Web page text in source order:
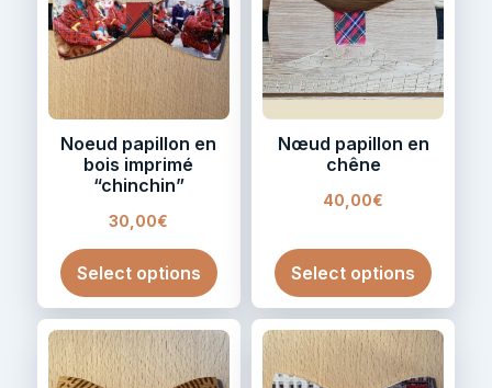
Noeud papillon en
bois imprimé
“chinchin”
30,00€
Select options
Nœud papillon en
chêne
40,00€
Select options